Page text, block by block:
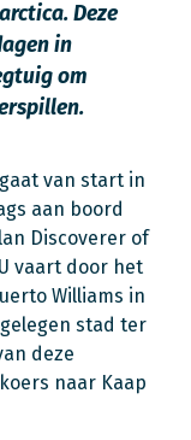
Deze
in
om
van start in
aan boord
Discoverer of
vaart door het
Williams in
stad ter
deze
naar Kaap